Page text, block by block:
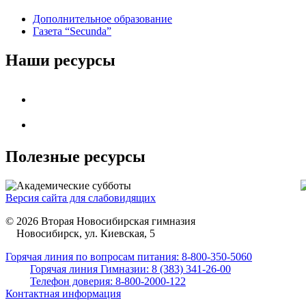
Дополнительное образование
Газета “Secunda”
Наши ресурсы
Полезные ресурсы
Версия сайта для слабовидящих
© 2026 Вторая Новосибирская гимназия
Новосибирск, ул. Киевская, 5
Горячая линия по вопросам питания: 8-800-350-5060
Горячая линия Гимназии: 8 (383) 341-26-00
Телефон доверия: 8-800-2000-122
Контактная информация